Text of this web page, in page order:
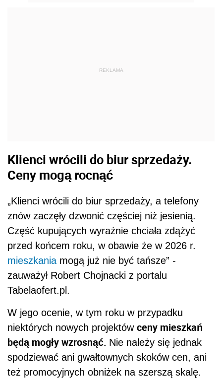
REKLAMA
Klienci wrócili do biur sprzedaży.
Ceny mogą rocnąć
„Klienci wrócili do biur sprzedaży, a telefony
znów zaczęły dzwonić częściej niż jesienią.
Część kupujących wyraźnie chciała zdążyć
przed końcem roku, w obawie że w 2026 r.
mieszkania mogą już nie być tańsze” -
zauważył Robert Chojnacki z portalu
Tabelaofert.pl.
W jego ocenie, w tym roku w przypadku
niektórych nowych projektów ceny mieszkań
będą mogły wzrosnąć. Nie należy się jednak
spodziewać ani gwałtownych skoków cen, ani
też promocyjnych obniżek na szerszą skalę.